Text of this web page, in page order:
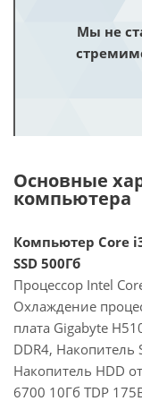
Мы не
Основные
компьютера
Компьютер Core i3
SSD 500Гб
Процессор Intel
Охлаждение
плата Gigabyte
DDR4, Накопитель
Накопитель HDD
6700 10Гб TDP